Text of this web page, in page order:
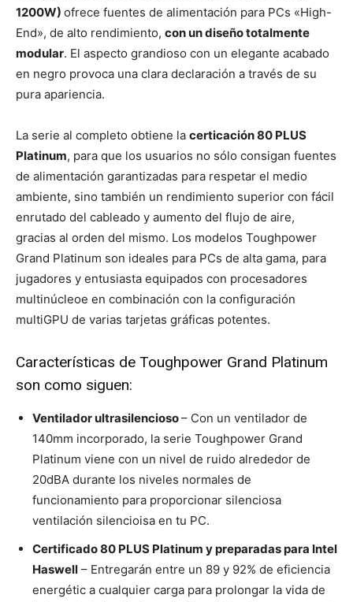
1200W) ofrece fuentes de alimentación para PCs «High-
End», de alto rendimiento, con un diseño totalmente
modular. El aspecto grandioso con un elegante acabado
en negro provoca una clara declaración a través de su
pura apariencia.
La serie al completo obtiene la certicación 80 PLUS
Platinum, para que los usuarios no sólo consigan fuentes
de alimentación garantizadas para respetar el medio
ambiente, sino también un rendimiento superior con fácil
enrutado del cableado y aumento del flujo de aire,
gracias al orden del mismo. Los modelos Toughpower
Grand Platinum son ideales para PCs de alta gama, para
jugadores y entusiasta equipados con procesadores
multinúcleoe en combinación con la configuración
multiGPU de varias tarjetas gráficas potentes.
Características de Toughpower Grand Platinum
son como siguen:
Ventilador ultrasilencioso– Con un ventilador de
140mm incorporado, la serie Toughpower Grand
Platinum viene con un nivel de ruido alrededor de
20dBA durante los niveles normales de
funcionamiento para proporcionar silenciosa
ventilación silencioisa en tu PC.
Certificado 80 PLUS Platinum y preparadas para Intel
Haswell – Entregarán entre un 89 y 92% de eficiencia
energétic a cualquier carga para prolongar la vida de